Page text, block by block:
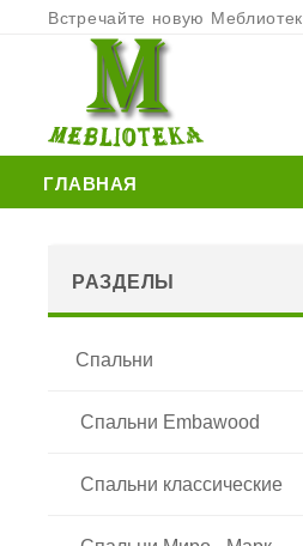
Встречайте новую
ГЛАВНАЯ
РАЗДЕЛЫ
Спальни
Спальни Embawood
Спальни классические